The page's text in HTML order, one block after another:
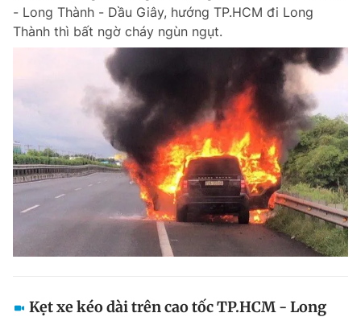
- Long Thành - Dầu Giây, hướng TP.HCM đi Long
Thành thì bất ngờ cháy ngùn ngụt.
Kẹt xe kéo dài trên cao tốc TP.HCM - Long